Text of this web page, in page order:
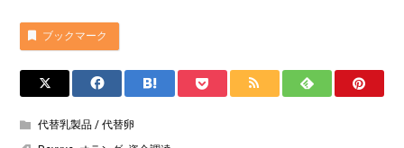
ブックマーク
代替乳製品 / 代替卵